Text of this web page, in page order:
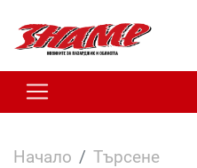
Начало Търсене